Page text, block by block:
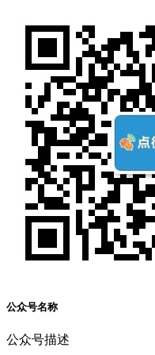
公众号名称
公众号描述